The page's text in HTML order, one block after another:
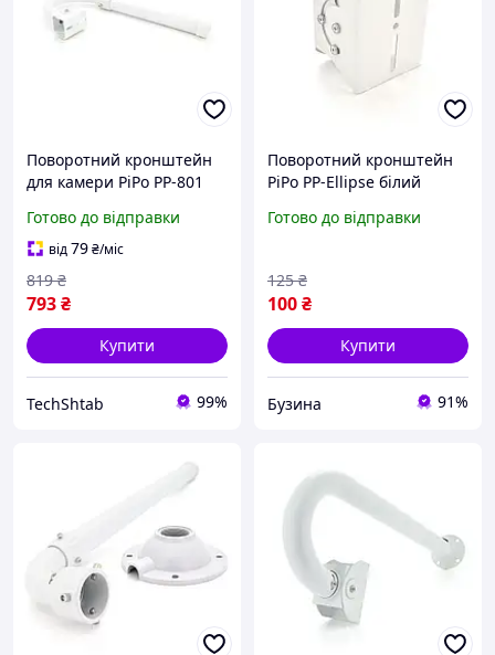
Поворотний кронштейн
для камери PiPo PP-801
Готово до відправки
від79₴/міс
793₴
819 ₴
Купити
TechShtab 99%
Поворотний кронштейн
PiPo PP-Ellipse білий
нахил для камер buzyna
Готово до відправки
100₴
125 ₴
Купити
Бузина 91%